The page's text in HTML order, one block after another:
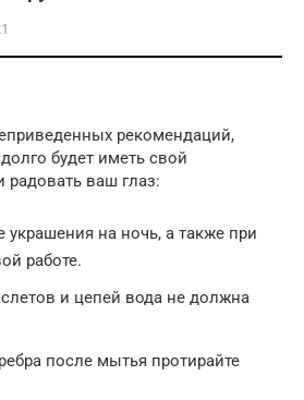
рекомендаций,
будет иметь свой
ваш глаз:
украшения на ночь, а также при
работе.
и цепей вода не должна
после мытья протирайте